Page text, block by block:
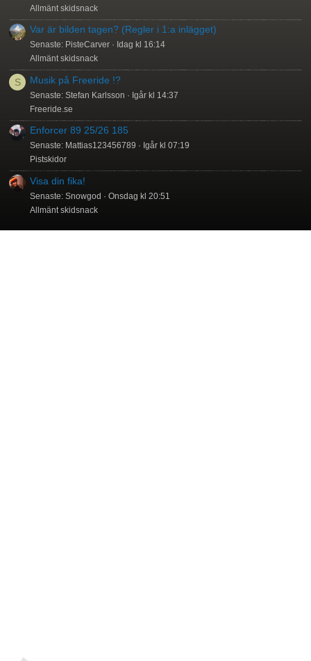
Allmänt skidsnack
Var är bilden tagen? (Regler i 1:a inlägget)
Senaste: PisteCarver
Idag kl 16:14
Allmänt skidsnack
S Musik på Freeride !?
Senaste: Stefan Karlsson
Igår kl 14:37
Freeride.se
Enforcer 89 25/26 185
Senaste: Mattias123456789
Igår kl 07:19
Pistskidor
Visa din fika!
Senaste: Snowgod
Onsdag kl 20:51
Allmänt skidsnack